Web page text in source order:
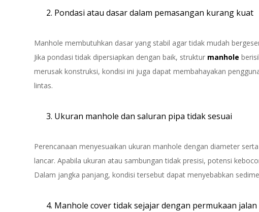
Pondasi atau dasar dalam pemasangan kurang kuat
Manhole membutuhkan dasar yang stabil agar tidak mudah
Jika pondasi tidak dipersiapkan dengan baik, struktur manhole
merusak konstruksi, kondisi ini juga dapat membahayakan
lintas.
Ukuran manhole dan saluran pipa tidak sesuai
Perencanaan menyesuaikan ukuran manhole dengan diameter
lancar. Apabila ukuran atau sambungan tidak presisi, potensi
Dalam jangka panjang, kondisi tersebut dapat menyebabkan
Manhole cover tidak sejajar dengan permukaan jalan